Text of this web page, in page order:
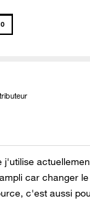
0
car changer
c'est aussi